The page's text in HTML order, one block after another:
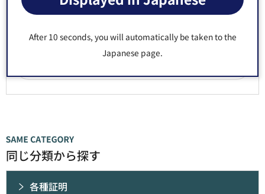
After 10 seconds, you will automatically be taken to the
Japanese page.
1：見つけやすかった
2：ふつう
3：見つけにくかった
同じ分類から探す
各種証明